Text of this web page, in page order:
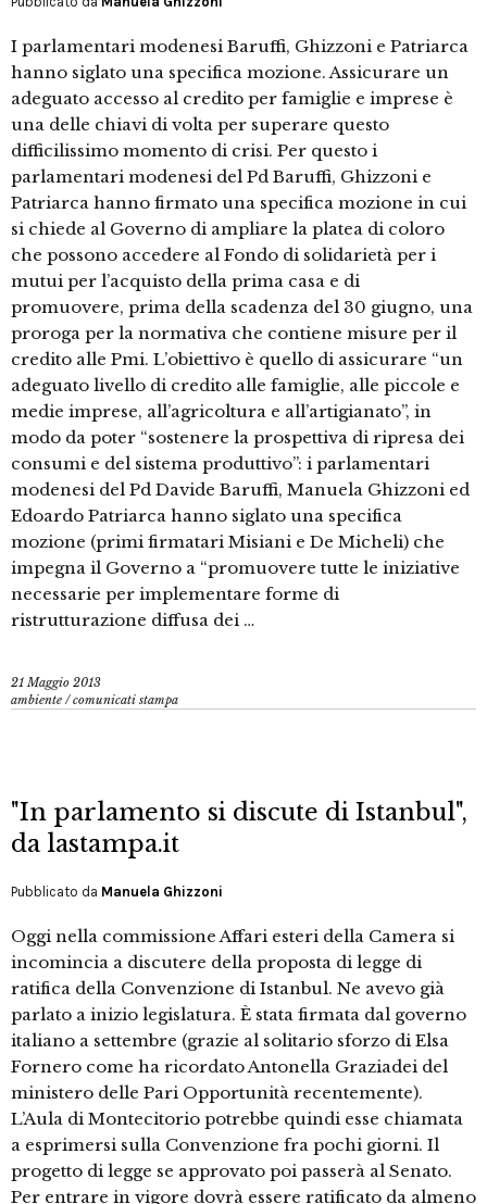
I parlamentari modenesi Baruffi, Ghizzoni e Patriarca
hanno siglato una specifica mozione. Assicurare un
adeguato accesso al credito per famiglie e imprese è
una delle chiavi di volta per superare questo
difficilissimo momento di crisi. Per questo i
parlamentari modenesi del Pd Baruffi, Ghizzoni e
Patriarca hanno firmato una specifica mozione in cui
si chiede al Governo di ampliare la platea di coloro
che possono accedere al Fondo di solidarietà per i
mutui per l’acquisto della prima casa e di
promuovere, prima della scadenza del 30 giugno, una
proroga per la normativa che contiene misure per il
credito alle Pmi. L’obiettivo è quello di assicurare “un
adeguato livello di credito alle famiglie, alle piccole e
medie imprese, all’agricoltura e all’artigianato”, in
modo da poter “sostenere la prospettiva di ripresa dei
consumi e del sistema produttivo”: i parlamentari
modenesi del Pd Davide Baruffi, Manuela Ghizzoni ed
Edoardo Patriarca hanno siglato una specifica
mozione (primi firmatari Misiani e De Micheli) che
impegna il Governo a “promuovere tutte le iniziative
necessarie per implementare forme di
ristrutturazione diffusa dei …
21 Maggio 2013
ambiente /comunicati stampa
"In parlamento si discute di Istanbul",
da lastampa.it
Pubblicato da Manuela Ghizzoni
Oggi nella commissione Affari esteri della Camera si
incomincia a discutere della proposta di legge di
ratifica della Convenzione di Istanbul. Ne avevo già
parlato a inizio legislatura. È stata firmata dal governo
italiano a settembre (grazie al solitario sforzo di Elsa
Fornero come ha ricordato Antonella Graziadei del
ministero delle Pari Opportunità recentemente).
L’Aula di Montecitorio potrebbe quindi esse chiamata
a esprimersi sulla Convenzione fra pochi giorni. Il
progetto di legge se approvato poi passerà al Senato.
Per entrare in vigore dovrà essere ratificato da almeno